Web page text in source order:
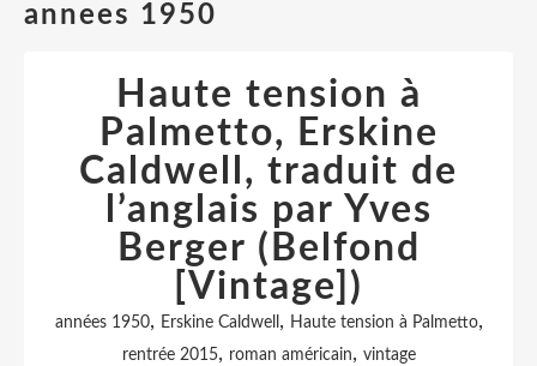
annees 1950
Haute tension à
Palmetto, Erskine
Caldwell, traduit de
l’anglais par Yves
Berger (Belfond
[Vintage])
années 1950, Erskine Caldwell , Haute tension à Palmetto,
rentrée 2015, roman américain, vintage